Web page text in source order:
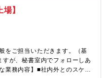
姿勢ではなく積極的に、時に
えることができる自発性をも
ます。・また1人で2-3名の役
、マルチタスク力を発揮いた
他30-40代【組織について】■
2ビルの2か所にオフィスがご
が溢れる穏やかな明るい職場
】
をご担当いただきます。（基
が、秘書室内でフォローしあ
業務内容】■社内外とのスケジ